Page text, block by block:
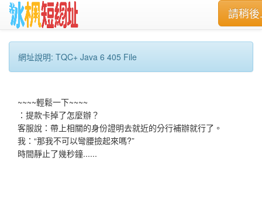
請稍
網址說明: TQC+ Java 6 405 File
~~~~輕鬆一下~~~~
：提款卡掉了怎麼辦？
客服說：帶上相關的身份證明去就近的分行補辦就行了。
我：“那我不可以彎腰撿起來嗎?”
時間靜止了幾秒鐘......